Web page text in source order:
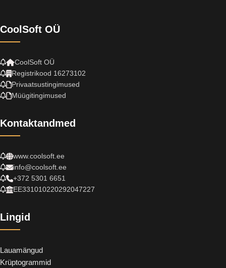
CoolSoft OÜ
CoolSoft OÜ
Registrikood 16273102
Privaatsustingimused
Müügitingimused
Kontaktandmed
www.coolsoft.ee
info@coolsoft.ee
+372 5301 6651
EE331010220292047227
Lingid
Lauamängud
Krüptogrammid